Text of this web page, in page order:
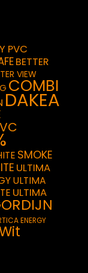
PVC
BETTER
VIEW
COMBI
DAKEA
SMOKE
ULTIMA
ULTIMA
ULTIMA
ENERGY